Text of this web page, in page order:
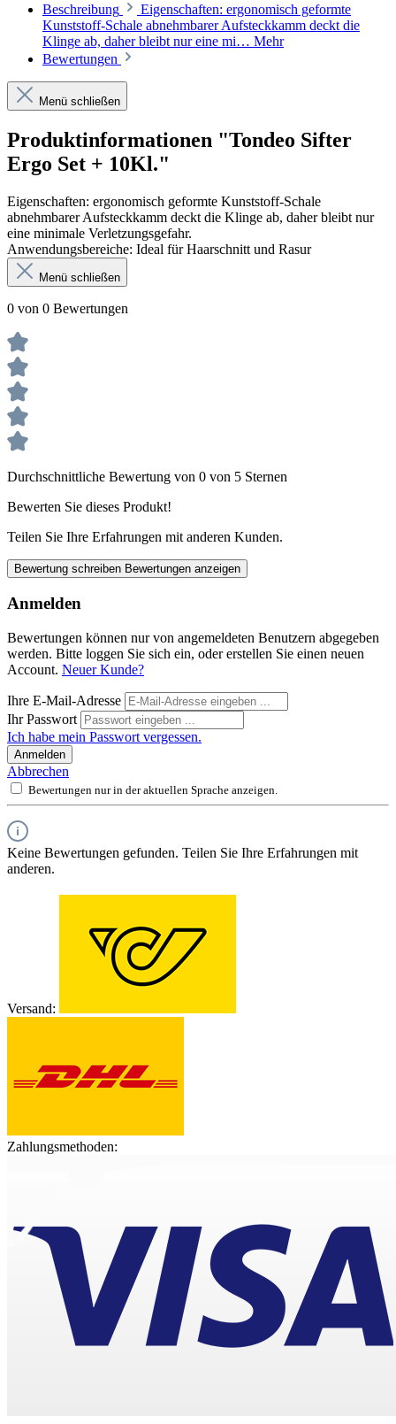
Beschreibung
Eigenschaften: ergonomisch geformte
Kunststoff-Schale abnehmbarer Aufsteckkamm deckt die
Klinge ab, daher bleibt nur eine mi… Mehr
Bewertungen
Menü schließen
Produktinformationen "Tondeo Sifter
Ergo Set + 10Kl."
Eigenschaften: ergonomisch geformte Kunststoff-Schale
abnehmbarer Aufsteckkamm deckt die Klinge ab, daher bleibt nur
eine minimale Verletzungsgefahr.
Anwendungsbereiche: Ideal für Haarschnitt und Rasur
Menü schließen
0 von 0 Bewertungen
Durchschnittliche Bewertung von 0 von 5 Sternen
Bewerten Sie dieses Produkt!
Teilen Sie Ihre Erfahrungen mit anderen Kunden.
Bewertung schreiben Bewertungen anzeigen
Anmelden
Bewertungen können nur von angemeldeten Benutzern abgegeben
werden. Bitte loggen Sie sich ein, oder erstellen Sie einen neuen
Account. Neuer Kunde?
Ihre E-Mail-Adresse
Ihr Passwort
Ich habe mein Passwort vergessen.
Anmelden
Abbrechen
Bewertungen nur in der aktuellen Sprache anzeigen.
Keine Bewertungen gefunden. Teilen Sie Ihre Erfahrungen mit
anderen.
Versand:
Zahlungsmethoden: